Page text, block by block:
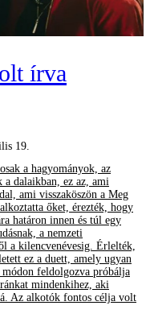
írva
19.
a hagyományok, az
a dalaikban, ez az, ami
ami visszaköszön a Meg
őket, érezték, hogy
határon innen és túl egy
a nemzeti
a kilencvenévesig. Érlelték,
ez a duett, amely ugyan
feldolgozva próbálja
mindenkihez, aki
Az alkotók fontos célja volt